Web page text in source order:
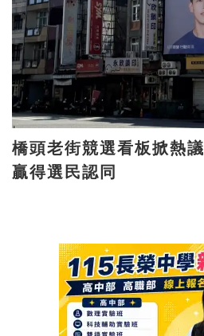
橋頭老街競選看板掀熱議 張騏晟：用服務
贏得選民認同